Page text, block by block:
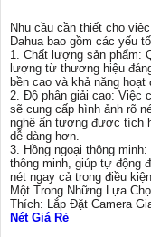
Nhu cầu cần thiết cho
Dahua bao gồm các yếu
1. Chất lượng sản phẩm:
lượng từ thương hiệu
bền cao và khả năng
2. Độ phân giải cao: Việc
sẽ cung cấp hình ảnh rõ
nghệ ấn tượng được tích
dễ dàng hơn.
3. Hồng ngoại thông
thông minh, giúp tự động
nét ngay cả trong điều
Một Trong Những Lựa
Thích: Lắp Đặt Camera
Nét Giá Rẻ